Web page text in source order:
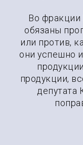
Во фракции
обязаны
или против,
они успешно
продукции,
депутата